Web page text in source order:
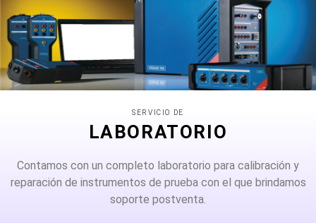
SERVICIO DE
LABORATORIO
Contamos con un completo laboratorio para calibración y
reparación de instrumentos de prueba con el que brindamos
soporte postventa.